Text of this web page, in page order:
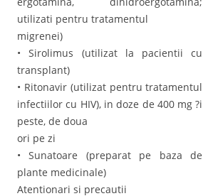
utilizati pentru tratamentul
migrenei)
• Sirolimus (utilizat la pacientii cu
transplant)
• Ritonavir (utilizat pentru tratamentul
infectiilor cu HIV), in doze de 400 mg ?i
peste, de doua
ori pe zi
• Sunatoare (preparat pe baza de
plante medicinale)
Atentionari si precautii